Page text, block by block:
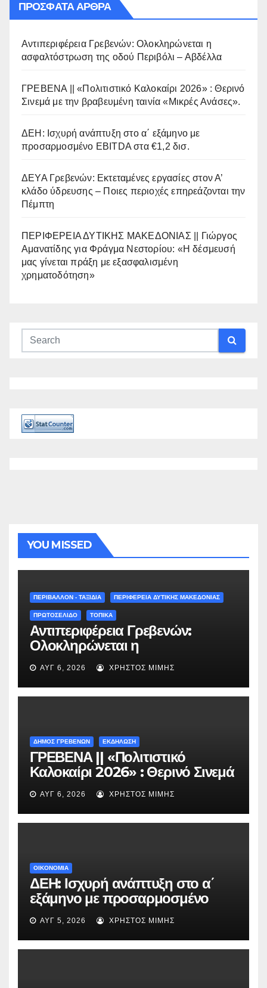
ΠΡΌΣΦΑΤΑ ΆΡΘΡΑ
Αντιπεριφέρεια Γρεβενών: Ολοκληρώνεται η
ασφαλτόστρωση της οδού Περιβόλι – Αβδέλλα
ΓΡΕΒΕΝΑ || «Πολιτιστικό Καλοκαίρι 2026» : Θερινό
Σινεμά με την βραβευμένη ταινία «Μικρές Ανάσες».
ΔΕΗ: Ισχυρή ανάπτυξη στο α΄ εξάμηνο με
προσαρμοσμένο EBITDA στα €1,2 δισ.
ΔΕΥΑ Γρεβενών: Εκτεταμένες εργασίες στον Α’
κλάδο ύδρευσης – Ποιες περιοχές επηρεάζονται την
Πέμπτη
ΠΕΡΙΦΕΡΕΙΑ ΔΥΤΙΚΗΣ ΜΑΚΕΔΟΝΙΑΣ || Γιώργος
Αμανατίδης για Φράγμα Νεστορίου: «Η δέσμευσή
μας γίνεται πράξη με εξασφαλισμένη
χρηματοδότηση»
YOU MISSED
ΠΕΡΙΒΑΛΛΟΝ - ΤΑΞΙΔΙΑ ΠΕΡΙΦΕΡΕΙΑ ΔΥΤΙΚΗΣ ΜΑΚΕΔΟΝΙΑΣ
ΠΡΩΤΟΣΕΛΙΔΟ ΤΟΠΙΚΑ
Αντιπεριφέρεια Γρεβενών:
Ολοκληρώνεται η
ασφαλτόστρωση της οδού
Περιβόλι – Αβδέλλα
ΑΥΓ 6, 2026 ΧΡΉΣΤΟΣ ΜΊΜΗΣ
ΔΗΜΟΣ ΓΡΕΒΕΝΩΝ ΕΚΔΗΛΩΣΗ
ΓΡΕΒΕΝΑ || «Πολιτιστικό
Καλοκαίρι 2026» : Θερινό Σινεμά
με την βραβευμένη ταινία
«Μικρές Ανάσες».
ΑΥΓ 6, 2026 ΧΡΉΣΤΟΣ ΜΊΜΗΣ
ΟΙΚΟΝΟΜΙΑ
ΔΕΗ: Ισχυρή ανάπτυξη στο α΄
εξάμηνο με προσαρμοσμένο
EBITDA στα €1,2 δισ.
ΑΥΓ 5, 2026 ΧΡΉΣΤΟΣ ΜΊΜΗΣ